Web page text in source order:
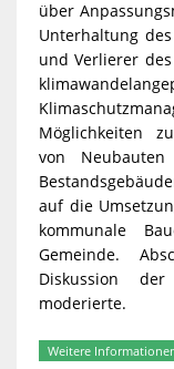
über
Unterhaltung
und Verlierer
Möglichkeiten
von Neubauten
auf die
kommunale
Gemeinde.
Diskussion
moderierte.
Weitere